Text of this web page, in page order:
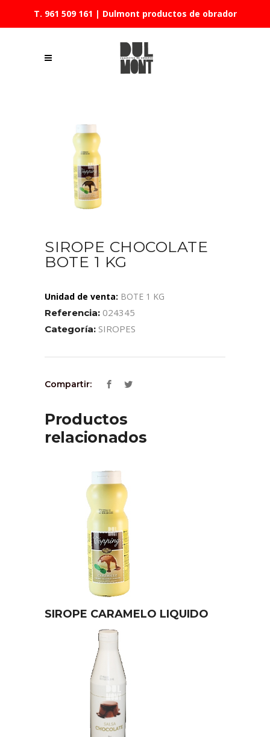
T. 961 509 161 | Dulmont productos de obrador
SIROPE CHOCOLATE
BOTE 1 KG
Unidad de venta: BOTE 1 KG
Referencia: 024345
Categoría: SIROPES
Compartir:
Productos
relacionados
SIROPE CARAMELO LIQUIDO